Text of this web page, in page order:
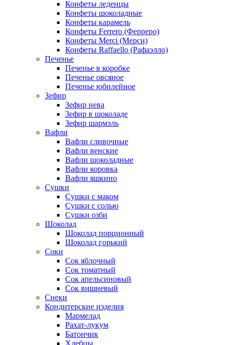
Конфеты леденцы
Конфеты шоколадные
Конфеты карамель
Конфеты Ferrero (Ферреро)
Конфеты Merci (Мерси)
Конфеты Raffaello (Рафаэлло)
Печенье
Печенье в коробке
Печенье овсяное
Печенье юбилейное
Зефир
Зефир нева
Зефир в шоколаде
Зефир шармэль
Вафли
Вафли сливочные
Вафли венские
Вафли шоколадные
Вафли коровка
Вафли яшкино
Сушки
Сушки с маком
Сушки с солью
Сушки озби
Шоколад
Шоколад порционный
Шоколад горький
Соки
Сок яблочный
Сок томатный
Сок апельсиновый
Сок вишневый
Снеки
Кондитерские изделия
Мармелад
Рахат-лукум
Батончик
Хлебцы